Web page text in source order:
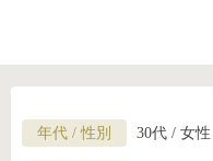
年代 / 性別 30代 / 女性